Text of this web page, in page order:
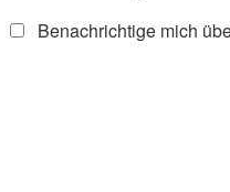
Benachrichtige mich